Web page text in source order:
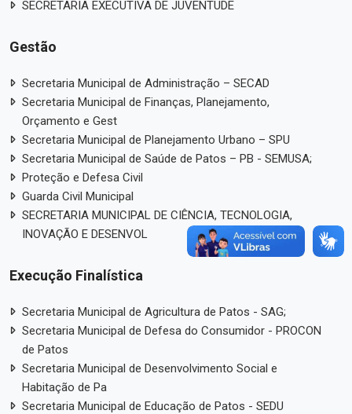
SECRETARIA EXECUTIVA DE JUVENTUDE
Gestão
Secretaria Municipal de Administração – SECAD
Secretaria Municipal de Finanças, Planejamento,
Orçamento e Gest
Secretaria Municipal de Planejamento Urbano – SPU
Secretaria Municipal de Saúde de Patos – PB - SEMUSA;
Proteção e Defesa Civil
Guarda Civil Municipal
SECRETARIA MUNICIPAL DE CIÊNCIA, TECNOLOGIA,
INOVAÇÃO E DESENVOL
Execução Finalística
Secretaria Municipal de Agricultura de Patos - SAG;
Secretaria Municipal de Defesa do Consumidor - PROCON
de Patos
Secretaria Municipal de Desenvolvimento Social e
Habitação de Pa
Secretaria Municipal de Educação de Patos - SEDU